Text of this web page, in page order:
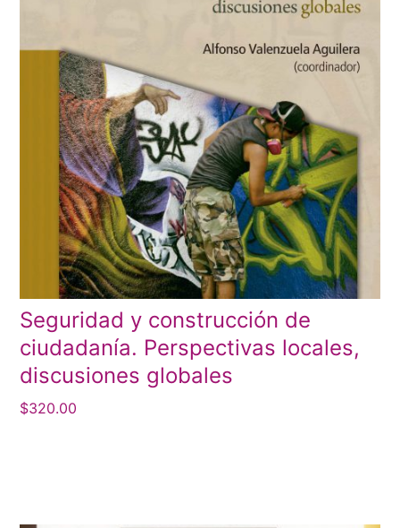
Seguridad y construcción de
ciudadanía. Perspectivas locales,
discusiones globales
$320.00